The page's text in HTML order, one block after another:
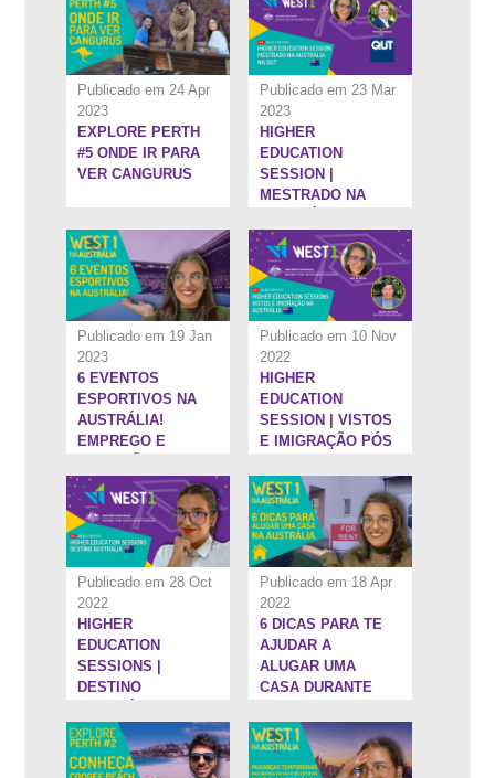
SESSIONS
Publicado em 24 Apr
2023
EXPLORE PERTH
#5 ONDE IR PARA
VER CANGURUS
Publicado em 23 Mar
2023
HIGHER
EDUCATION
SESSION |
MESTRADO NA
QUT
Publicado em 19 Jan
2023
5:52''
6 EVENTOS
ESPORTIVOS NA
AUSTRÁLIA!
EMPREGO E
Publicado em 10 Nov
2022
HIGHER
EDUCATION
SESSION | VISTOS
E IMIGRAÇÃO PÓS
SUPERIOR NA
AUSTRÁLIA - #3
Publicado em 28 Oct
2022
1:31:32''
HIGHER
EDUCATION
SESSIONS |
DESTINO
Publicado em 18 Apr
2022
6 DICAS PARA TE
AJUDAR A
ALUGAR UMA
CASA DURANTE
INTERCÂMBIO NA
AUSTRÁLIA